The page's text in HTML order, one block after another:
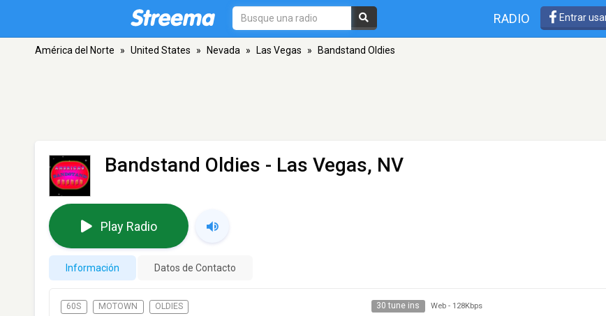
RADIO Entrar
América del Norte » United States » Nevada » Las Vegas » Bandstand Oldies
Bandstand Oldies - Las Vegas, NV
Play Radio
Información Datos de Contacto
60S MOTOWN OLDIES 30 tune ins Web - 128Kbps